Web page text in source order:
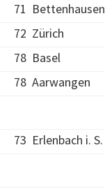
71 Bettenhausen
72 Zürich
78 Basel
78 Aarwangen
73 Erlenbach i. S.